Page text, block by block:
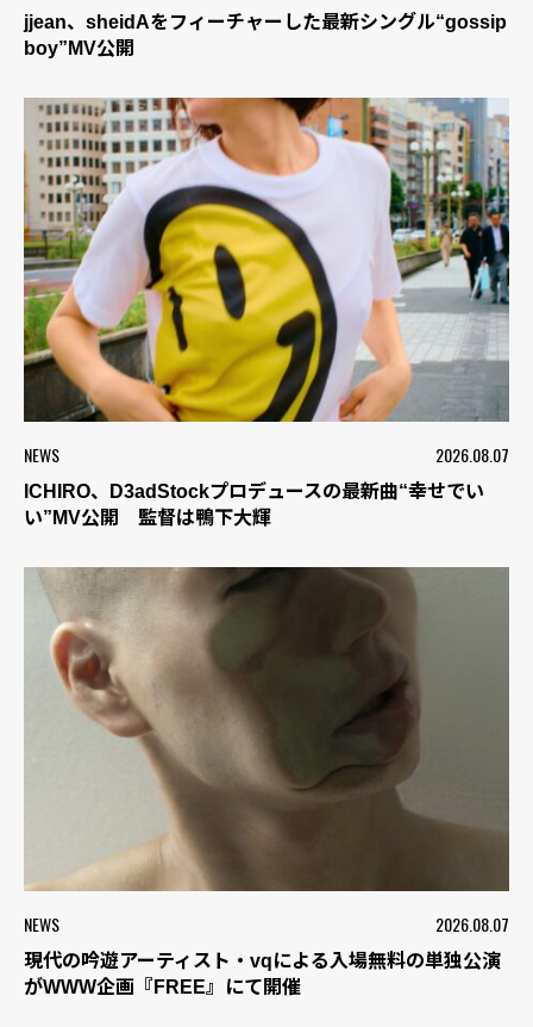
jjean、sheidAをフィーチャーした最新シングル“gossip
boy”MV公開
NEWS 2026.08.07
ICHIRO、D3adStockプロデュースの最新曲“幸せでい
い”MV公開 監督は鴨下大輝
NEWS 2026.08.07
現代の吟遊アーティスト・vqによる入場無料の単独公演
がWWW企画『FREE』にて開催